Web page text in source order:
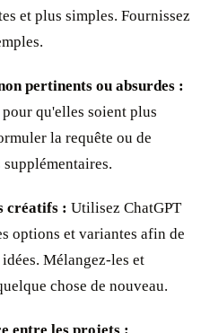
et plus simples. Fournissez
pertinents ou absurdes :
qu'elles soient plus
la requête ou de
créatifs : Utilisez ChatGPT
options et variantes afin de
Mélangez-les et
chose de nouveau.